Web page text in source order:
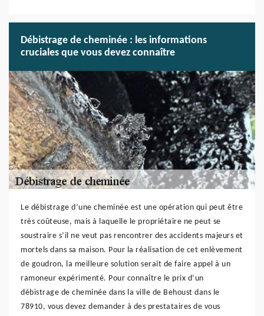
Débistrage de cheminée : les informations
cruciales que vous devez connaître
Le débistrage d’une cheminée est une opération qui peut être
très coûteuse, mais à laquelle le propriétaire ne peut se
soustraire s’il ne veut pas rencontrer des accidents majeurs et
mortels dans sa maison. Pour la réalisation de cet enlèvement
de goudron, la meilleure solution serait de faire appel à un
ramoneur expérimenté. Pour connaître le prix d’un
débistrage de cheminée dans la ville de Behoust dans le
78910, vous devez demander à des prestataires de vous